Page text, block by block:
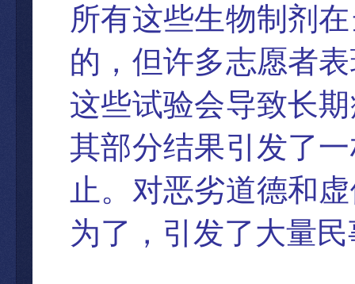
所有这些生物制剂
的，但许多志愿者
这些试验会导致长
其部分结果引发了
止。对恶劣道德和
为了，引发了大量